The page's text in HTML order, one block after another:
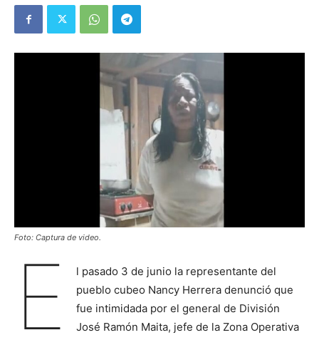
Foto: Captura de video.
E
l pasado 3 de junio la representante del
pueblo cubeo Nancy Herrera denunció que
fue intimidada por el general de División
José Ramón Maita, jefe de la Zona Operativa